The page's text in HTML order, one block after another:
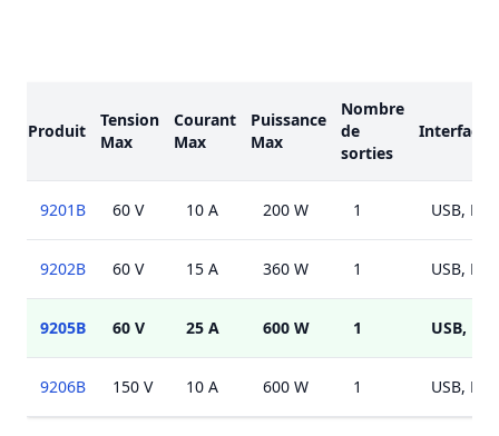
Produit
Tension
Max
Courant
Max
Puissance
Max
Nombre
de
sorties
Interface
9201B 60 V 10 A 200 W 1 USB,
9202B 60 V 15 A 360 W 1 USB,
9205B 60 V 25 A 600 W 1 USB,
9206B 150 V 10 A 600 W 1 USB,